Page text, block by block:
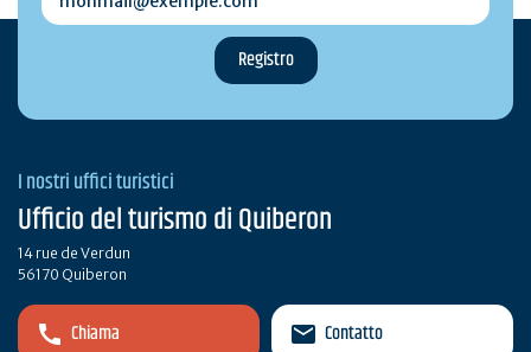
I nostri uffici turistici
Ufficio del turismo di Quiberon
14 rue de Verdun
56170 Quiberon
Chiama Contatto